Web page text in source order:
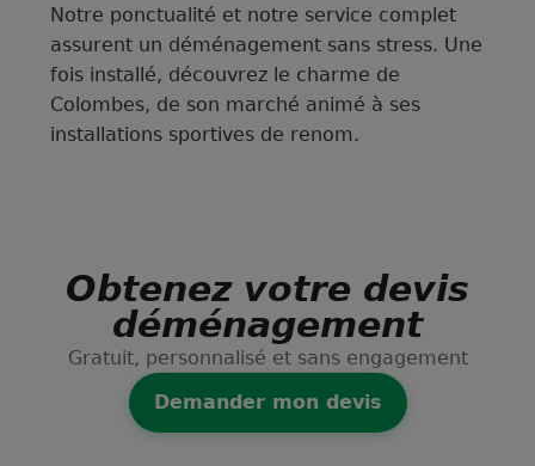
Notre ponctualité et notre service complet
assurent un déménagement sans stress. Une
fois installé, découvrez le charme de
Colombes, de son marché animé à ses
installations sportives de renom.
Obtenez votre devis
déménagement
Gratuit, personnalisé et sans engagement
Demander mon devis